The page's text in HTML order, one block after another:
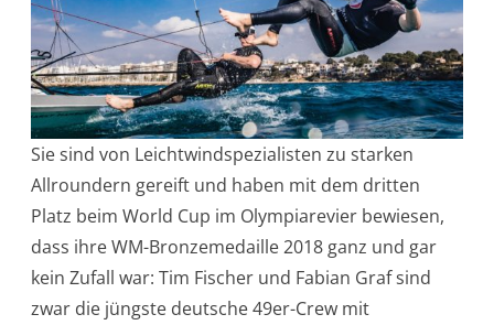
Sie sind von Leichtwindspezialisten zu starken
Allroundern gereift und haben mit dem dritten
Platz beim World Cup im Olympiarevier bewiesen,
dass ihre WM-Bronzemedaille 2018 ganz und gar
kein Zufall war: Tim Fischer und Fabian Graf sind
zwar die jüngste deutsche 49er-Crew mit